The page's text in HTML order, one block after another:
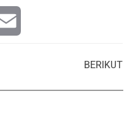
BERIKUT